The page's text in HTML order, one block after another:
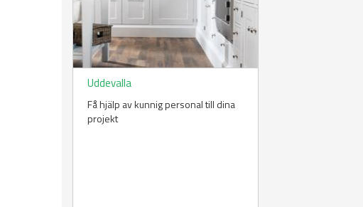
Uddevalla
Få hjälp av kunnig personal till dina
projekt